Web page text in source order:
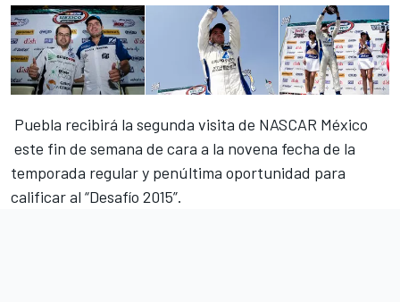
Puebla recibirá la segunda visita de NASCAR México
este fin de semana de cara a la novena fecha de la
temporada regular y penúltima oportunidad para
calificar al “Desafío 2015”.